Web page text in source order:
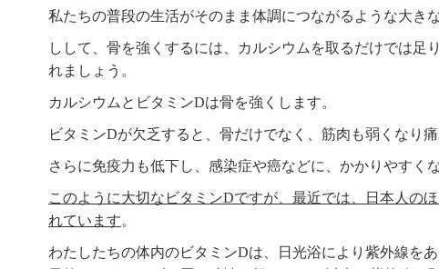
私たちの普段の生活がそのまま体調につながるような大き
しして、骨を強くするには、カルシウムを取るだけでは足
れましょう。
カルシウムとビタミンDは骨を強くします。
ビタミンDが欠乏すると、骨だけでなく、筋肉も弱くなり
さらに免疫力も低下し、感染症や癌などに、かかりやすくな
このように大切なビタミンDですが、最近では、日本人の
れています。
わたしたちの体内のビタミンDは、日光浴により紫外線を